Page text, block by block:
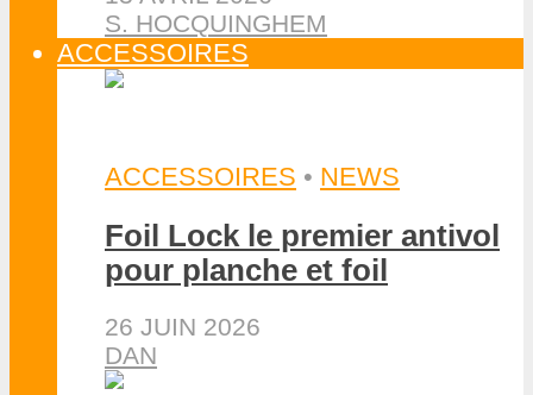
S. HOCQUINGHEM
ACCESSOIRES
ACCESSOIRES • NEWS
Foil Lock le premier antivol
pour planche et foil
26 JUIN 2026
DAN